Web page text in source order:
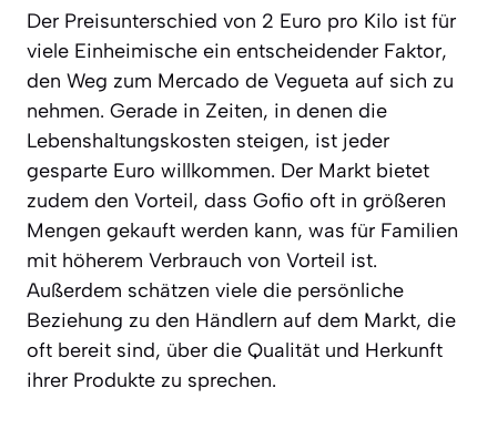
Der Preisunterschied von 2 Euro pro Kilo ist für
viele Einheimische ein entscheidender Faktor,
den Weg zum Mercado de Vegueta auf sich zu
nehmen. Gerade in Zeiten, in denen die
Lebenshaltungskosten steigen, ist jeder
gesparte Euro willkommen. Der Markt bietet
zudem den Vorteil, dass Gofio oft in größeren
Mengen gekauft werden kann, was für Familien
mit höherem Verbrauch von Vorteil ist.
Außerdem schätzen viele die persönliche
Beziehung zu den Händlern auf dem Markt, die
oft bereit sind, über die Qualität und Herkunft
ihrer Produkte zu sprechen.